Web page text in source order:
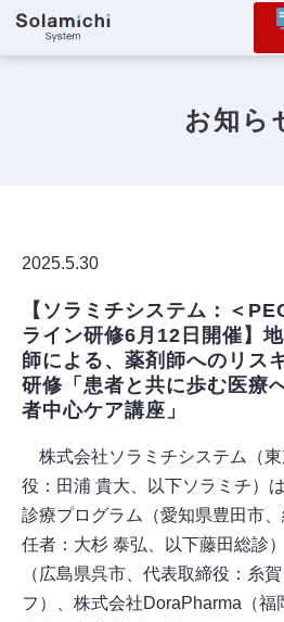
サービス
お知ら
2025.5.30
【ソラミチシステム：＜
ライン研修6月12日開催】
師による、薬剤師へのリス
研修「患者と共に歩む医療
者中心ケア講座」
株式会社ソラミチシステム（
役：田浦 貴大、以下ソラミチ）
診療プログラム（愛知県豊田市
任者：大杉 泰弘、以下藤田総診
（広島県呉市、代表取締役：糸
フ）、株式会社DoraPharma（福